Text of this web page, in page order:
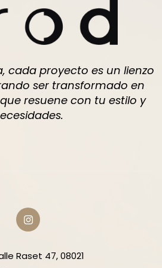
cada proyecto es un lienzo
ser transformado en
resuene con tu estilo y
Raset 47, 08021